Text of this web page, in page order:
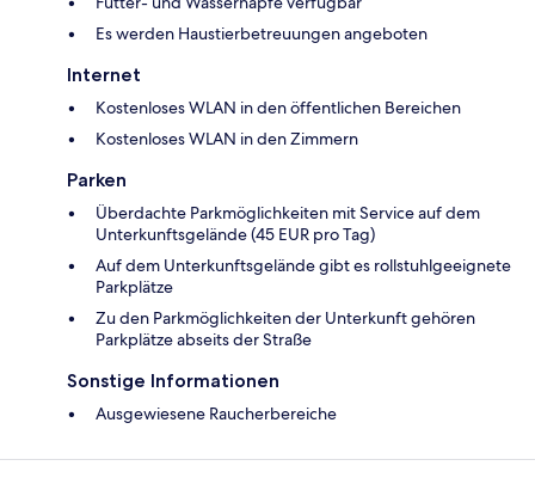
Es werden Haustierbetreuungen angeboten
Internet
Kostenloses WLAN in den öffentlichen Bereichen
Kostenloses WLAN in den Zimmern
Parken
Überdachte Parkmöglichkeiten mit Service auf dem
Unterkunftsgelände (45 EUR pro Tag)
Auf dem Unterkunftsgelände gibt es rollstuhlgeeignete
Parkplätze
Zu den Parkmöglichkeiten der Unterkunft gehören
Parkplätze abseits der Straße
Sonstige Informationen
Ausgewiesene Raucherbereiche